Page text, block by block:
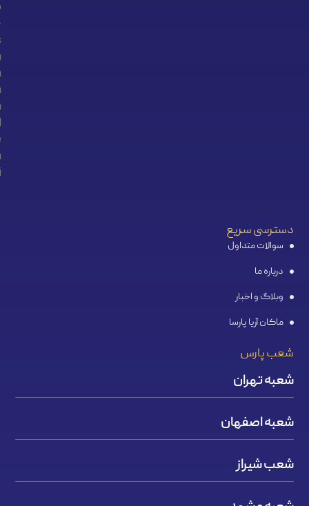
دسترسی سریع
سوالات متداول
درباره ما
وبلاگ و اخبار
ماکان آریا پارسا
شعب پارس
شعبه تهران
شعبه اصفهان
شعب شیراز